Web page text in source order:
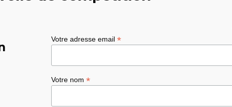
Votre adresse email *
Votre nom *